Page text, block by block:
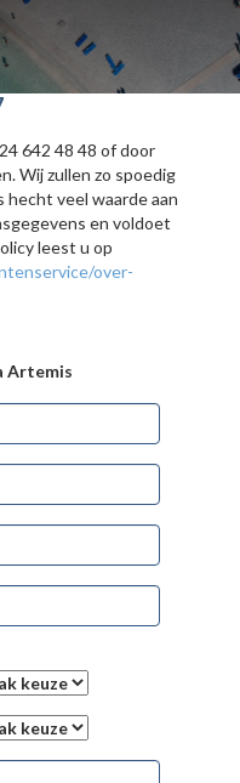
642 48 48 of door
Wij zullen zo spoedig
hecht veel waarde aan
en voldoet
leest u op
over-
Artemis